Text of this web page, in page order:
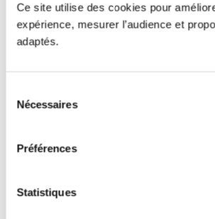
Ce site utilise des cookies pour
expérience, mesurer l’audience et
adaptés.
Nécessaires
Préférences
Statistiques